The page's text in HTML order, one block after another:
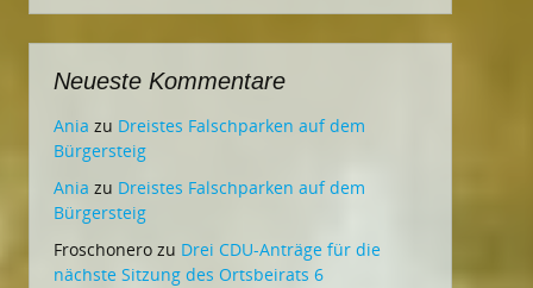
Neueste Kommentare
Ania zu Dreistes Falschparken auf dem
Bürgersteig
Ania zu Dreistes Falschparken auf dem
Bürgersteig
Froschonero zu Drei CDU-Anträge für die
nächste Sitzung des Ortsbeirats 6